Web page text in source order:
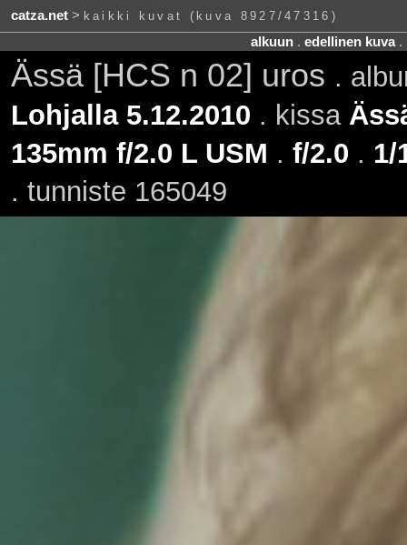
catza.net> kaikki kuvat (kuva 8927/47316)
alkuun. edellinen kuva.
Ässä [HCS n 02] uros .
Lohjalla 5.12.2010 . kissa
135mm f/2.0 L USM . f/2.0 . 1/
. tunniste 165049